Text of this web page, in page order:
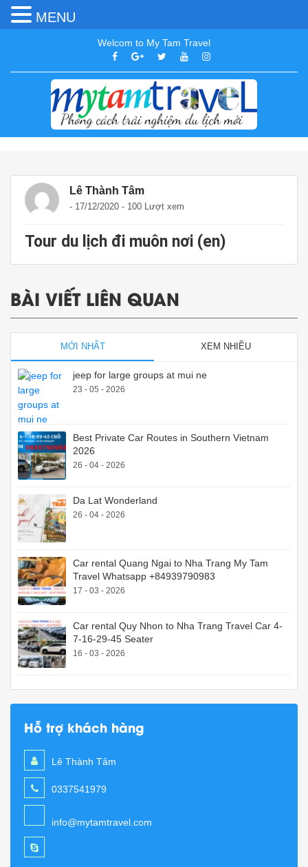
Welcom to My Tam Travel
Lê Thành Tâm
- 17/12/2020 - 100 Lượt xem
Tour du lịch đi muôn nơi (en)
BÀI VIẾT LIÊN QUAN
MỚI NHẤT XEM NHIỀU
jeep for large groups at mui ne
23 - 05 - 2026
Best Private Car Routes in Southern Vietnam
2026
26 - 04 - 2026
Da Lat Wonderland
26 - 04 - 2026
Car rental Quang Ngai to Nha Trang My Tam
Travel Whatsapp +84939790983
17 - 03 - 2026
Car rental Quy Nhon to Nha Trang Travel Car 4-
7-16-29-45 Seater
16 - 03 - 2026
Hỗ trợ khách hàng
Lê Thành Tâm
0337541979
info@mytamtravel.com
MENU